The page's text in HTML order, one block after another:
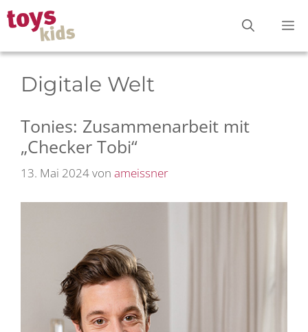
Zum
Inhalt
springen
Digitale Welt
Tonies: Zusammenarbeit mit
„Checker Tobi“
13. Mai 2024von ameissner